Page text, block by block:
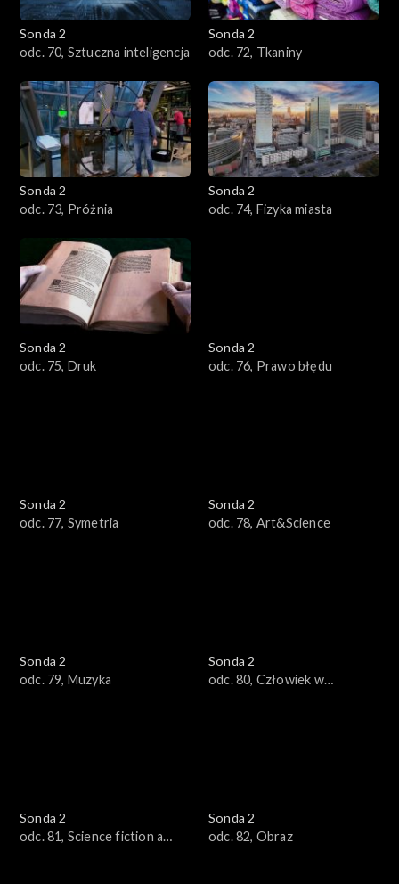
Sonda 2
odc. 70, Sztuczna inteligencja
Sonda 2
odc. 72, Tkaniny
Sonda 2
odc. 73, Próżnia
Sonda 2
odc. 74, Fizyka miasta
Sonda 2
odc. 75, Druk
Sonda 2
odc. 76, Prawo błędu
Sonda 2
odc. 77, Symetria
Sonda 2
odc. 78, Art&Science
Sonda 2
odc. 79, Muzyka
Sonda 2
odc. 80, Człowiek w
Sonda 2
odc. 81, Science fiction a
Sonda 2
odc. 82, Obraz